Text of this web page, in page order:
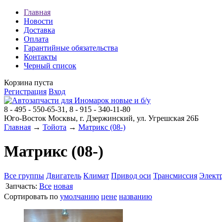
Главная
Новости
Доставка
Оплата
Гарантийные обязательства
Контакты
Черный список
Корзина пуста
Регистрация Вход
8 - 495 - 550-65-31, 8 - 915 - 340-11-80
Юго-Восток Москвы, г. Дзержинский, ул. Угрешская 26Б
Главная → Тойота → Матрикс (08-)
Матрикс (08-)
Все группы Двигатель Климат Привод оси Трансмиссия
Запчасть: Все новая
Сортировать по умолчанию цене названию